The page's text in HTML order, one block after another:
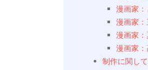
漫画家
漫画家
漫画家
漫画家
制作に関して